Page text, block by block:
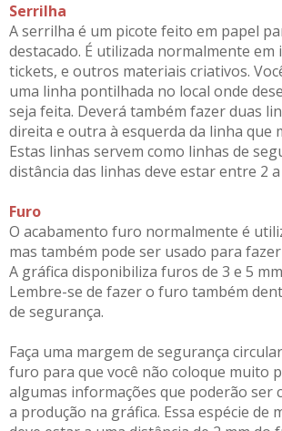
Serrilha
A serrilha é um picote feito em papel
destacado. É utilizada normalmente em
tickets, e outros materiais criativos.
uma linha pontilhada no local onde
seja feita. Deverá também fazer duas
direita e outra à esquerda da linha que
Estas linhas servem como linhas de
distância das linhas deve estar entre 2 a
Furo
O acabamento furo normalmente é
mas também pode ser usado para
A gráfica disponibiliza furos de 3 e 5
Lembre-se de fazer o furo também
de segurança.
Faça uma margem de segurança
furo para que você não coloque muito
algumas informações que poderão ser
a produção na gráfica. Essa espécie de